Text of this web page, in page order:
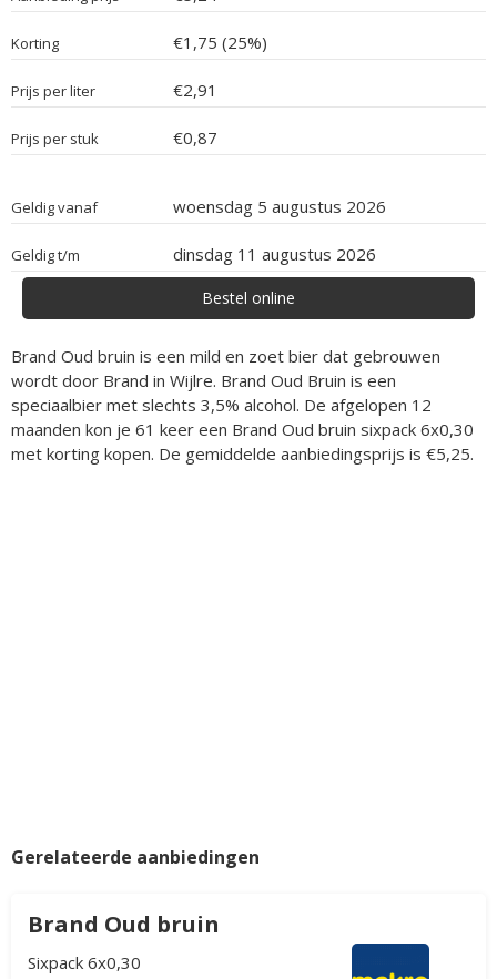
Korting €1,75 (25%)
Prijs per liter €2,91
Prijs per stuk €0,87
Geldig vanaf woensdag 5 augustus 2026
Geldig t/m dinsdag 11 augustus 2026
Bestel online
Brand Oud bruin is een mild en zoet bier dat gebrouwen
wordt door Brand in Wijlre. Brand Oud Bruin is een
speciaalbier met slechts 3,5% alcohol. De afgelopen 12
maanden kon je 61 keer een Brand Oud bruin sixpack 6x0,30
met korting kopen. De gemiddelde aanbiedingsprijs is €5,25.
Gerelateerde aanbiedingen
Brand Oud bruin
Sixpack 6x0,30